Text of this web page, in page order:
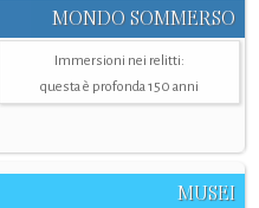
MONDO SOMMERSO
Immersioni nei relitti:
questa è profonda 150 anni
MUSEI